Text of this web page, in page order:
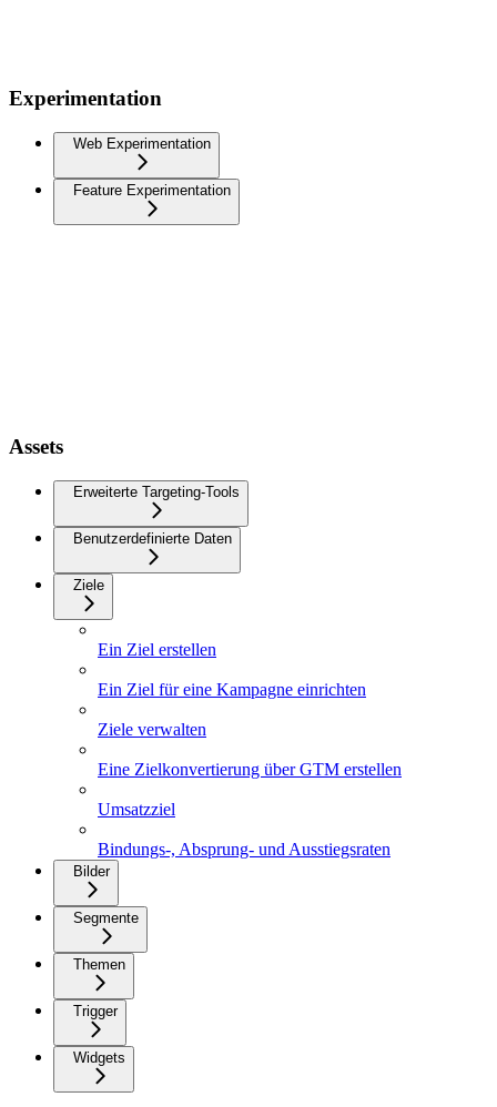
Experimentation
Web Experimentation
Feature Experimentation
Assets
Erweiterte Targeting-Tools
Benutzerdefinierte Daten
Ziele
Ein Ziel erstellen
Ein Ziel für eine Kampagne einrichten
Ziele verwalten
Eine Zielkonvertierung über GTM erstellen
Umsatzziel
Bindungs-, Absprung- und Ausstiegsraten
Bilder
Segmente
Themen
Trigger
Widgets